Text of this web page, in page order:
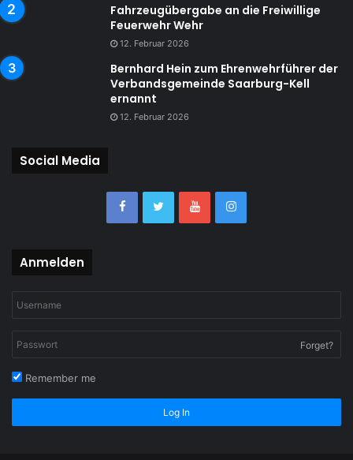
Fahrzeugübergabe an die Freiwillige
Feuerwehr Wehr
12. Februar 2026
Bernhard Hein zum Ehrenwehrführer der
Verbandsgemeinde Saarburg-Kell
ernannt
12. Februar 2026
Social Media
Anmelden
Forget?
Remember me
Log In